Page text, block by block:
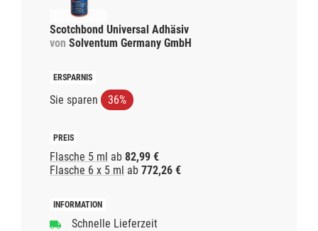
Scotchbond Universal Adhäsiv
von Solventum Germany GmbH
Sie sparen 36%
Flasche 5 ml ab 82,99 €
Flasche 6 x 5 ml ab 772,26 €
Schnelle Lieferzeit